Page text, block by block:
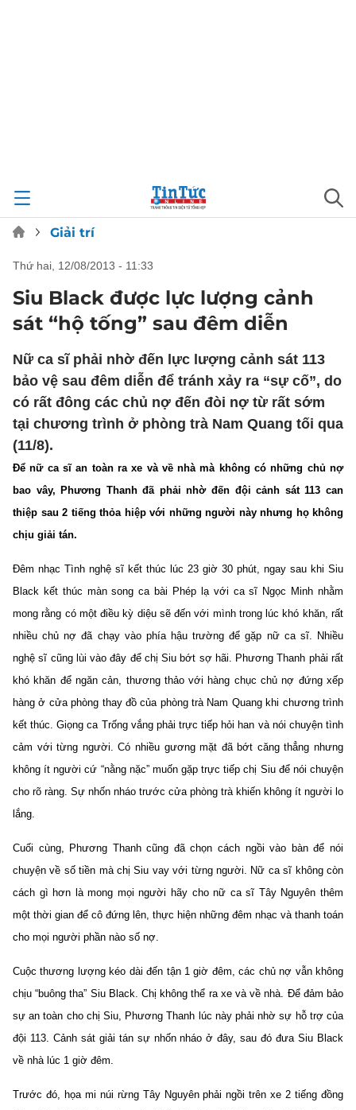
Giải trí
thứ hai, 12/08/2013 - 11:33
Siu Black được lực lượng cảnh
sát “hộ tống” sau đêm diễn
Nữ ca sĩ phải nhờ đến lực lượng cảnh sát 113
bảo vệ sau đêm diễn để tránh xảy ra “sự cố”, do
có rất đông các chủ nợ đến đòi nợ từ rất sớm
tại chương trình ở phòng trà Nam Quang tối qua
(11/8).
Để nữ ca sĩ an toàn ra xe và về nhà mà không có những chủ nợ
bao vây, Phương Thanh đã phải nhờ đến đội cảnh sát 113 can
thiệp sau 2 tiếng thỏa hiệp với những người này nhưng họ không
chịu giải tán.
Đêm nhạc Tình nghệ sĩ kết thúc lúc 23 giờ 30 phút, ngay sau khi Siu
Black kết thúc màn song ca bài Phép lạ với ca sĩ Ngọc Minh nhằm
mong rằng có một điều kỳ diệu sẽ đến với mình trong lúc khó khăn, rất
nhiều chủ nợ đã chạy vào phía hậu trường để gặp nữ ca sĩ. Nhiều
nghệ sĩ cũng lùi vào đây để chị Siu bớt sợ hãi. Phương Thanh phải rất
khó khăn để ngăn cản, thương thảo với hàng chục chủ nợ đứng xếp
hàng ở cửa phòng thay đồ của phòng trà Nam Quang khi chương trình
kết thúc. Giọng ca Trống vắng phải trực tiếp hỏi han và nói chuyện tình
cảm với từng người. Có nhiều gương mặt đã bớt căng thẳng nhưng
không ít người cứ “nằng nặc” muốn gặp trực tiếp chị Siu để nói chuyện
cho rõ ràng. Sự nhốn nháo trước cửa phòng trà khiến không ít người lo
lắng.
Cuối cùng, Phương Thanh cũng đã chọn cách ngồi vào bàn để nói
chuyện về số tiền mà chị Siu vay với từng người. Nữ ca sĩ không còn
cách gì hơn là mong mọi người hãy cho nữ ca sĩ Tây Nguyên thêm
một thời gian để cô đứng lên, thực hiện những đêm nhạc và thanh toán
cho mọi người phần nào số nợ.
Cuộc thương lượng kéo dài đến tận 1 giờ đêm, các chủ nợ vẫn không
chịu “buông tha” Siu Black. Chị không thể ra xe và về nhà. Để đảm bảo
sự an toàn cho chị Siu, Phương Thanh lúc này phải nhờ sự hỗ trợ của
đội 113. Cảnh sát giải tán sự nhốn nháo ở đây, sau đó đưa Siu Black
về nhà lúc 1 giờ đêm.
Trước đó, họa mi núi rừng Tây Nguyên phải ngồi trên xe 2 tiếng đồng